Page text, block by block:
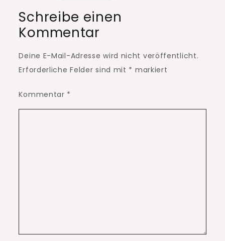
Schreibe einen
Kommentar
Deine E-Mail-Adresse wird nicht veröffentlicht.
Erforderliche Felder sind mit * markiert
Kommentar *